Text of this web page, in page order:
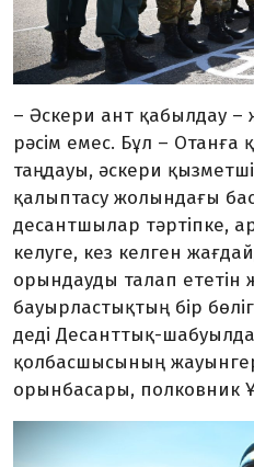
– Әскери ант қабылдау –
рәсім емес. Бұл – Отанға
таңдауы, әскери
қалыптасу жолындағы
десантшылар тәртіпке,
келуге, кез келген
орындауды талап ететін
бауырластықтың бір
деді Десанттық-
қолбасшысының
орынбасары, полковник